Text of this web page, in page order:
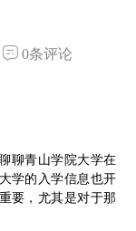
0条评论
聊青山学院大学在
学的入学信息也开
要，尤其是对于那